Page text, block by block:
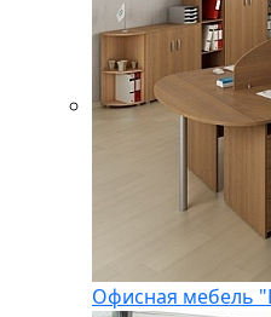
Офисная мебель